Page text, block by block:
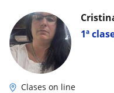
1ª
Clases on line